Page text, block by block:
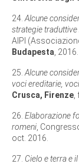
24. Alcune
strategie traduttive
AIPI
Budapesta , 2016.
25. Alcune
voci ereditarie,
Crusca, Firenze
26. Elaborazione
romeni ,
oct. 2016.
27. Cielo e terra e